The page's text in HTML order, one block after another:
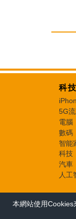
本網站使用Cookies
科
5G
電腦
數碼
智能
科技
汽車
人工